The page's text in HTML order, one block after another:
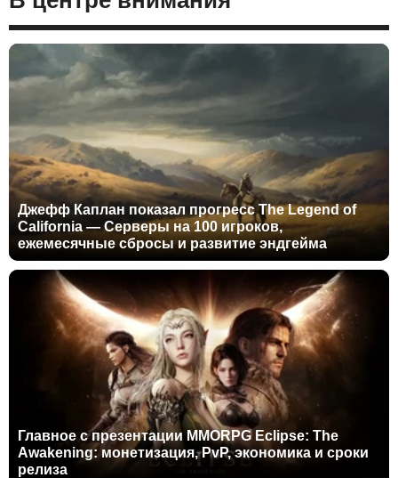
Джефф Каплан показал прогресс The Legend of
California — Серверы на 100 игроков,
ежемесячные сбросы и развитие эндгейма
Главное с презентации MMORPG Eclipse: The
Awakening: монетизация, PvP, экономика и сроки
релиза